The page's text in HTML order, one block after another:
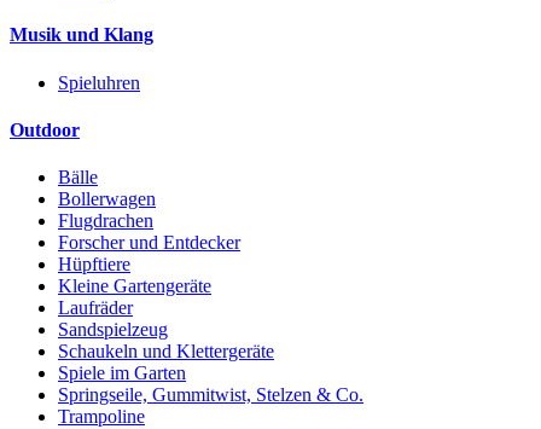
Musik und Klang
Spieluhren
Outdoor
Bälle
Bollerwagen
Flugdrachen
Forscher und Entdecker
Hüpftiere
Kleine Gartengeräte
Laufräder
Sandspielzeug
Schaukeln und Klettergeräte
Spiele im Garten
Springseile, Gummitwist, Stelzen & Co.
Trampoline